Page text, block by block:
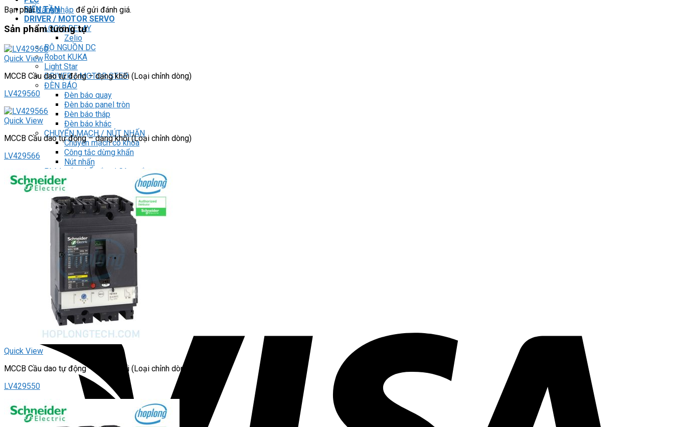
BIẾN TẦN
DRIVER / MOTOR SERVO
LOGIC RELAY
Zelio
BỘ NGUỒN DC
Robot KUKA
Light Star
DRIVER / MOTOR STEP
ĐÈN BÁO
Đèn báo quay
Đèn báo panel tròn
Đèn báo tháp
Đèn báo khác
CHUYỂN MẠCH / NÚT NHẤN
Chuyển mạch có khóa
Công tắc dừng khẩn
Nút nhấn
Phích cắm / Ổ cắm / Công tắc
Can nhiệt
Giỏ hàng
Chưa có sản phẩm trong giỏ hàng.
Bạn phảiđăng nhập để gửi đánh giá.
Sản phẩm tương tự
Quick View
MCCB Cầu dao tự động – dạng khối (Loại chỉnh dòng)
LV429560
Quick View
MCCB Cầu dao tự động – dạng khối (Loại chỉnh dòng)
LV429566
Quick View
MCCB Cầu dao tự động – dạng khối (Loại chỉnh dòng)
LV429550